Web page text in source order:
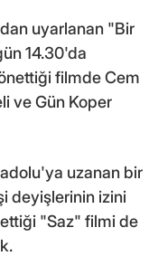
uyarlanan "Bir
14.30'da
filmde Cem
ve Gün Koper
uzanan bir
deyişlerinin izini
"Saz" filmi de